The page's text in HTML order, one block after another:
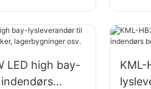
LED-
LED high bay-
KML-